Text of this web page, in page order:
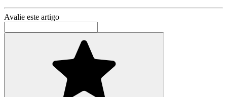
Avalie este artigo